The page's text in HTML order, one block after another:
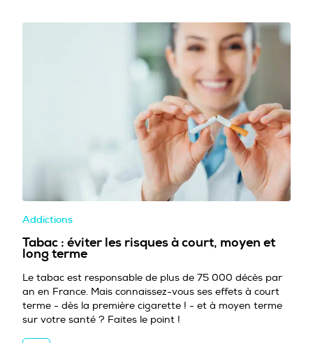
Addictions
Tabac : éviter les risques à court, moyen et
long terme
Le tabac est responsable de plus de 75 000 décès par
an en France. Mais connaissez-vous ses effets à court
terme - dès la première cigarette ! - et à moyen terme
sur votre santé ? Faites le point !